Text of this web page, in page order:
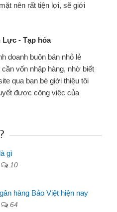
nên rất tiện lợi, sẽ giới
Lực - Tạp hóa
doanh buôn bán nhỏ lẻ
cần vốn nhập hàng, nhờ biết
qua bạn bè giới thiệu tôi
được công việc của
gì
10
hàng Bảo Việt hiện nay
64